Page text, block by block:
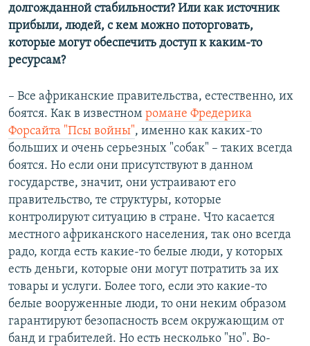
долгожданной стабильности? Или как источник
прибыли, людей, с кем можно поторговать,
которые могут обеспечить доступ к каким-то
ресурсам?
– Все африканские правительства, естественно, их
боятся. Как в известном романе Фредерика
Форсайта "Псы войны", именно как каких-то
больших и очень серьезных "собак" – таких всегда
боятся. Но если они присутствуют в данном
государстве, значит, они устраивают его
правительство, те структуры, которые
контролируют ситуацию в стране. Что касается
местного африканского населения, так оно всегда
радо, когда есть какие-то белые люди, у которых
есть деньги, которые они могут потратить за их
товары и услуги. Более того, если это какие-то
белые вооруженные люди, то они неким образом
гарантируют безопасность всем окружающим от
банд и грабителей. Но есть несколько "но". Во-